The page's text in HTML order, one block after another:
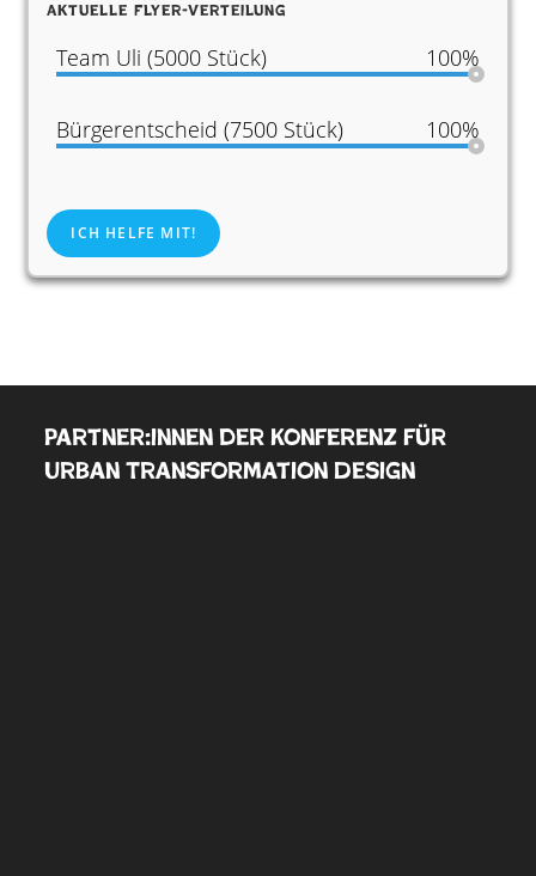
Aktuelle Flyer-Verteilung
Team Uli (5000 Stück) 100%
Bürgerentscheid (7500 Stück) 100%
ICH HELFE MIT!
Partner:innen der Konferenz für
Urban Transformation Design